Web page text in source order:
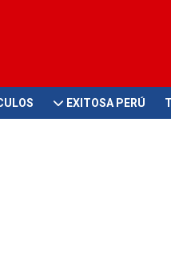
EXITOSA PERÚ